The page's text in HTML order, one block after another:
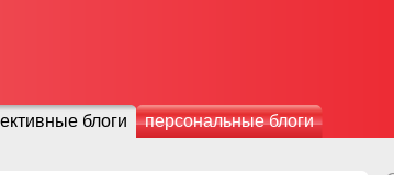
блоги персональные блоги